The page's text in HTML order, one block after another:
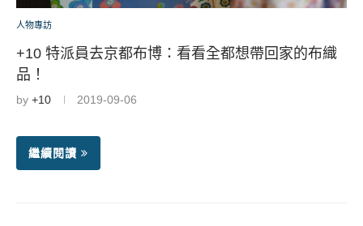
人物專訪
+10 特派員去京都布博：看看全都想帶回家的布織
品！
by +10 2019-09-06
繼續閱讀